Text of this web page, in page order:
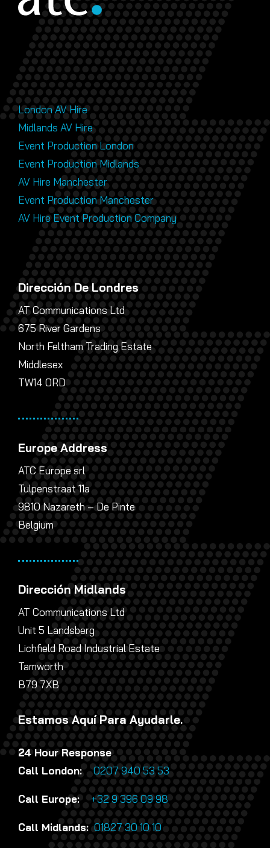
London AV Hire
Midlands AV Hire
Event Production London
Event Production Midlands
AV Hire Manchester
Event Production Manchester
AV Hire Event Production Company
Dirección De Londres
AT Communications Ltd
675 River Gardens
North Feltham Trading Estate
Middlesex
TW14 0RD
Europe Address
ATC Europe srl
Tulpenstraat 11a
9810 Nazareth – De Pinte
Belgium
Dirección Midlands
AT Communications Ltd
Unit 5 Landsberg
Lichfield Road Industrial Estate
Tamworth
B79 7XB
Estamos Aquí Para Ayudarle.
24 Hour Response
Call London:0207 940 53 53
Call Europe:+32 9 396 09 98
Call Midlands:01827 30 10 10